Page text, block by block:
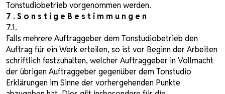
Tonstudiobetrieb vorgenommen werden.
7 . S o n s t i g e B e s t i m m u n g e n
7.1.
Falls mehrere Auftraggeber dem Tonstudiobetrieb den
Auftrag für ein Werk erteilen, so ist vor Beginn der Arbeiten
schriftlich festzuhalten, welcher Auftraggeber in Vollmacht
der übrigen Auftraggeber gegenüber dem Tonstudio
Erklärungen im Sinne der vorhergehenden Punkte